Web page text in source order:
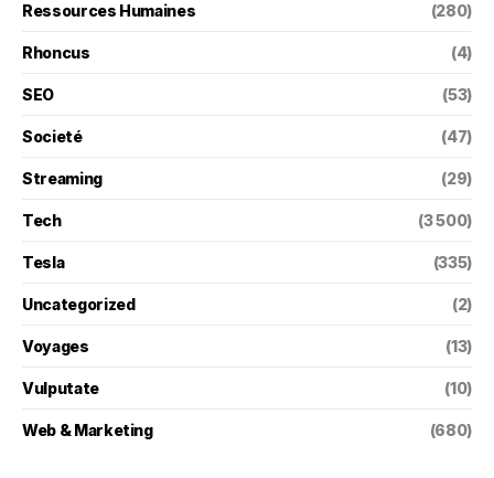
Ressources Humaines (280)
Rhoncus (4)
SEO (53)
Societé (47)
Streaming (29)
Tech (3 500)
Tesla (335)
Uncategorized (2)
Voyages (13)
Vulputate (10)
Web & Marketing (680)